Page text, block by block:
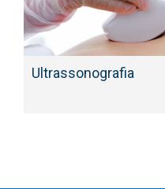
Ultrassonografia